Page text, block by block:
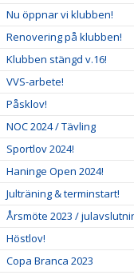
Nu öppnar vi klubben!
Renovering på klubben!
Klubben stängd v.16!
VVS-arbete!
Påsklov!
NOC 2024 / Tävling
Sportlov 2024!
Haninge Open 2024!
Julträning & terminstart!
Årsmöte 2023 /
Höstlov!
Copa Branca 2023